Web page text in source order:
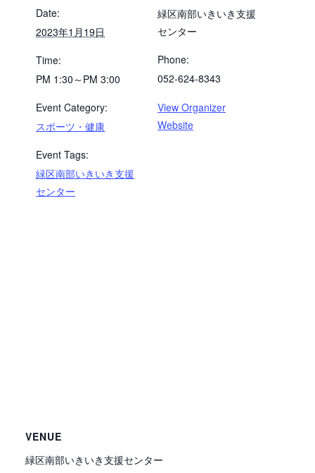
Date:
2023年1月19日
Time:
PM 1:30～PM 3:00
Event Category:
スポーツ・健康
Event Tags:
緑区南部いきいき支援
センター
緑区南部いきいき支援
センター
Phone:
052-624-8343
View Organizer
Website
VENUE
緑区南部いきいき支援センター